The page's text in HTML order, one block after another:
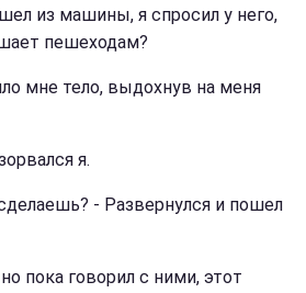
из машины, я спросил у него,
пешеходам?
мне тело, выдохнув на меня
я.
- Развернулся и пошел
пока говорил с ними, этот